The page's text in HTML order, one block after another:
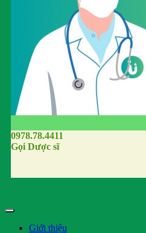
0978.78.4411
Gọi Dược sĩ
Giới thiệu